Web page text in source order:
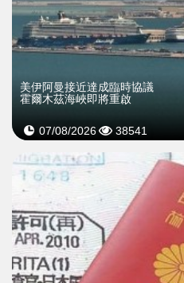
美伊阿曼接近達成臨時協議
霍爾木茲海峽即將重啟
07/08/2026 38541